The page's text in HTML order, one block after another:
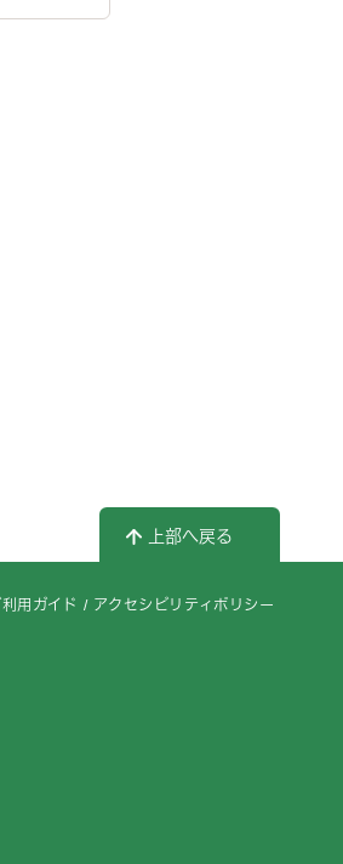
上部へ戻る
利用ガイド アクセシビリティポリシー